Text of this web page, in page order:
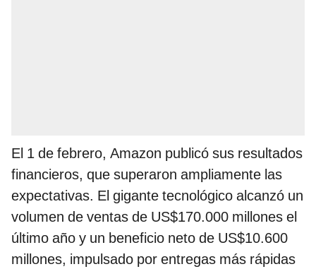
El 1 de febrero, Amazon publicó sus resultados
financieros, que superaron ampliamente las
expectativas. El gigante tecnológico alcanzó un
volumen de ventas de US$170.000 millones el
último año y un beneficio neto de US$10.600
millones, impulsado por entregas más rápidas